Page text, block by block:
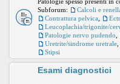
Subforum:
Calcoli e
Contrattura pelvica
Leucoplachia/trigonite/
Patologie nervo pudendo
Uretrite/sindrome uretrale
Stipsi
Esami diagnostici